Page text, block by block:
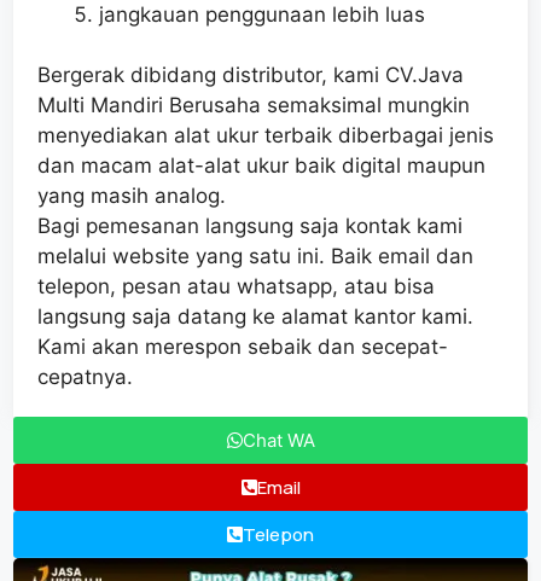
jangkauan penggunaan lebih luas
Bergerak dibidang distributor, kami CV.Java
Multi Mandiri Berusaha semaksimal mungkin
menyediakan alat ukur terbaik diberbagai jenis
dan macam alat-alat ukur baik digital maupun
yang masih analog.
Bagi pemesanan langsung saja kontak kami
melalui website yang satu ini. Baik email dan
telepon, pesan atau whatsapp, atau bisa
langsung saja datang ke alamat kantor kami.
Kami akan merespon sebaik dan secepat-
cepatnya.
Chat WA
Email
Telepon